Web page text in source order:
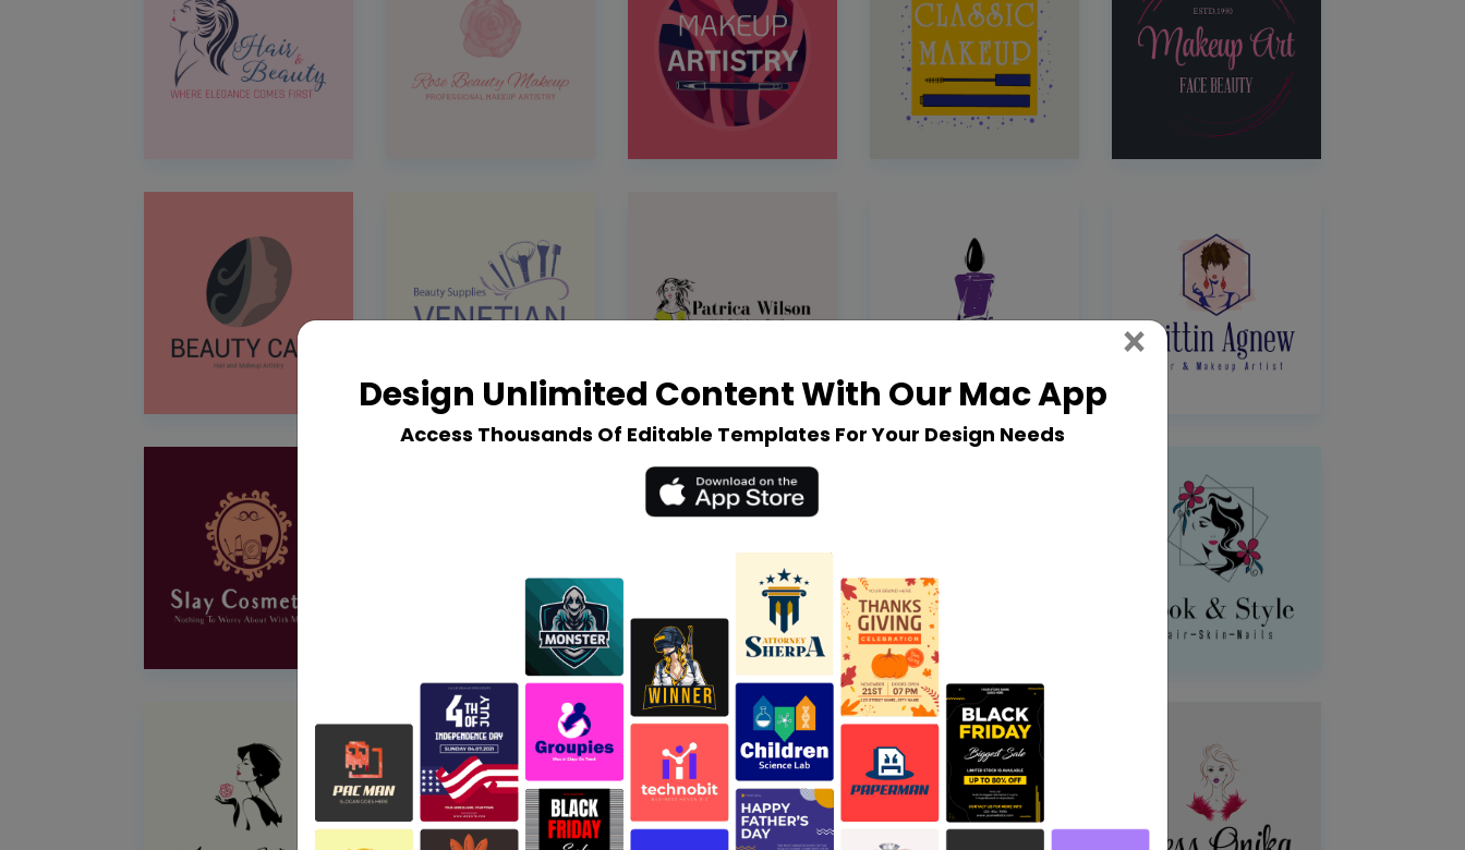
Design Unlimited Content With Our Mac App
Access Thousands Of Editable Templates For Your Design Needs
× Close